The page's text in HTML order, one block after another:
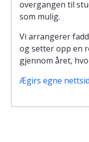
overgangen til
som mulig.
Vi arrangerer
og setter opp en
gjennom året,
Ægirs egne